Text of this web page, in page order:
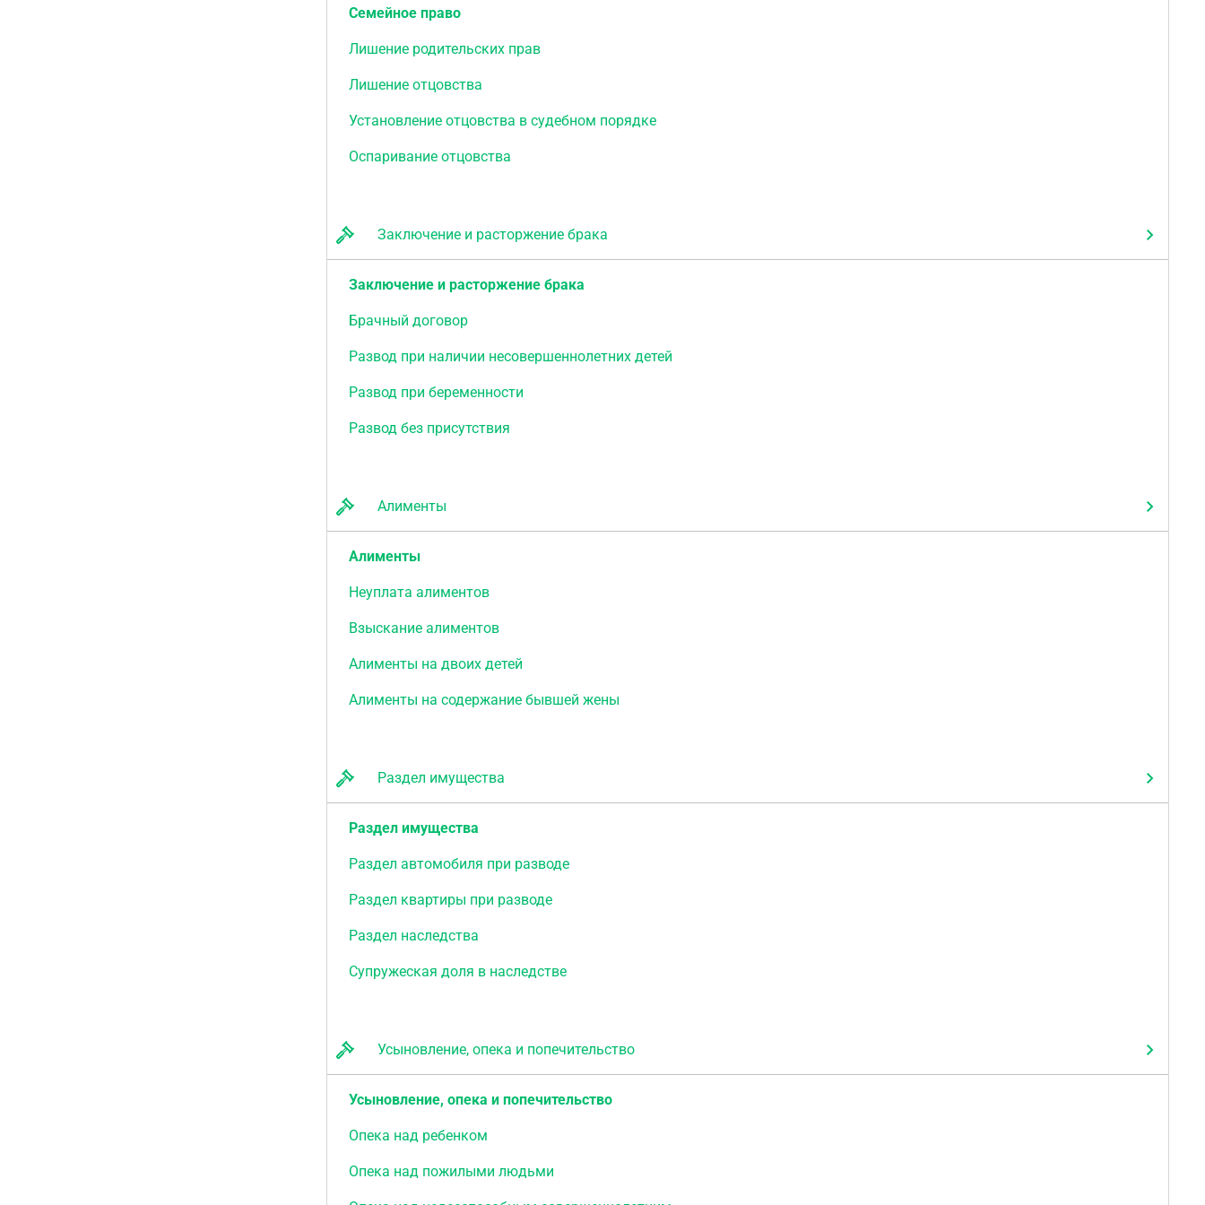
Семейное право
Лишение родительских прав
Лишение отцовства
Установление отцовства в судебном порядке
Оспаривание отцовства
Заключение и расторжение брака
Заключение и расторжение брака
Брачный договор
Развод при наличии несовершеннолетних детей
Развод при беременности
Развод без присутствия
Алименты
Алименты
Неуплата алиментов
Взыскание алиментов
Алименты на двоих детей
Алименты на содержание бывшей жены
Раздел имущества
Раздел имущества
Раздел автомобиля при разводе
Раздел квартиры при разводе
Раздел наследства
Супружеская доля в наследстве
Усыновление, опека и попечительство
Усыновление, опека и попечительство
Опека над ребенком
Опека над пожилыми людьми